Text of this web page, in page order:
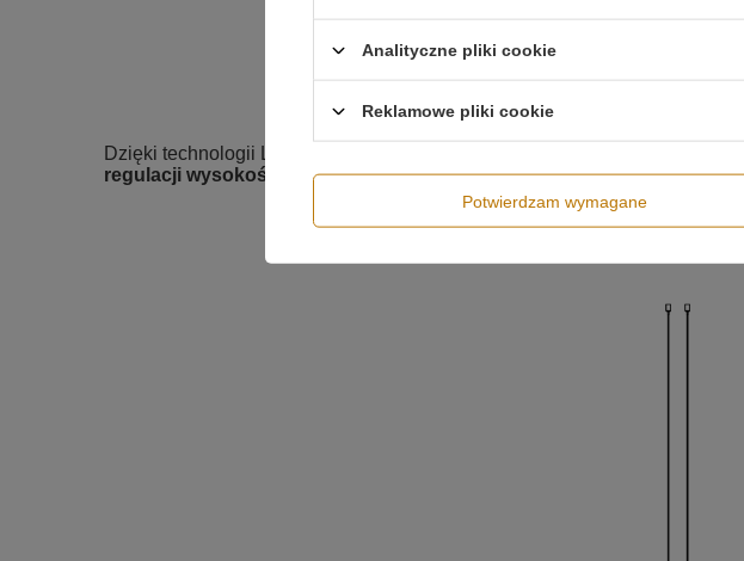
Dzięki technologii LED, lampa jest energooszczędna i trwała, co pozwala
regulacji wysokości
każdego z okręgów umożliwia dostosowanie
Analityczne pliki cookie
Reklamowe pliki cookie
Potwierdzam wymagane